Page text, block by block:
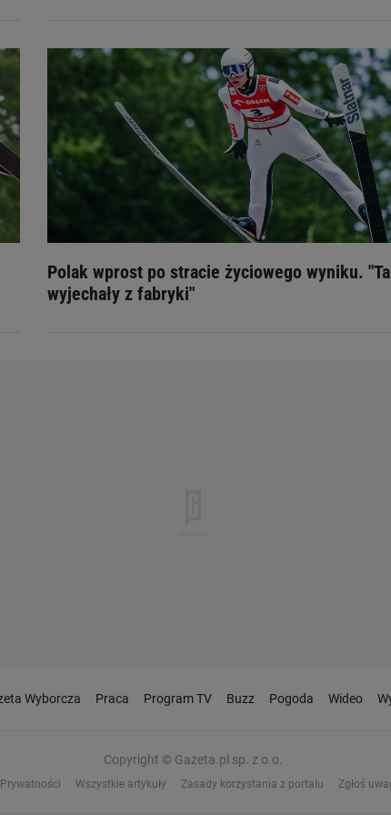
Polak wprost po stracie życiowego wyniku.
wyjechały z fabryki"
Wyborcza Praca Program TV Buzz Pogoda Wideo
Copyright © Gazeta.pl sp. z o.o.
Wszystkie artykuły Zasady korzystania z portalu Zgłoś